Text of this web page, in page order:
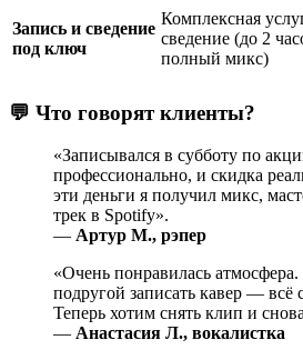
Запись и сведение
под ключ
Комплексная
сведение (до 2
полный микс)
💬 Что говорят клиенты?
«Записывался в субботу по
профессионально, и скидка
эти деньги я получил микс,
трек в Spotify».
— Артур М., рэпер
«Очень понравилась
подругой записать кавер — всё
Теперь хотим снять клип и
— Анастасия Л., вокалистка